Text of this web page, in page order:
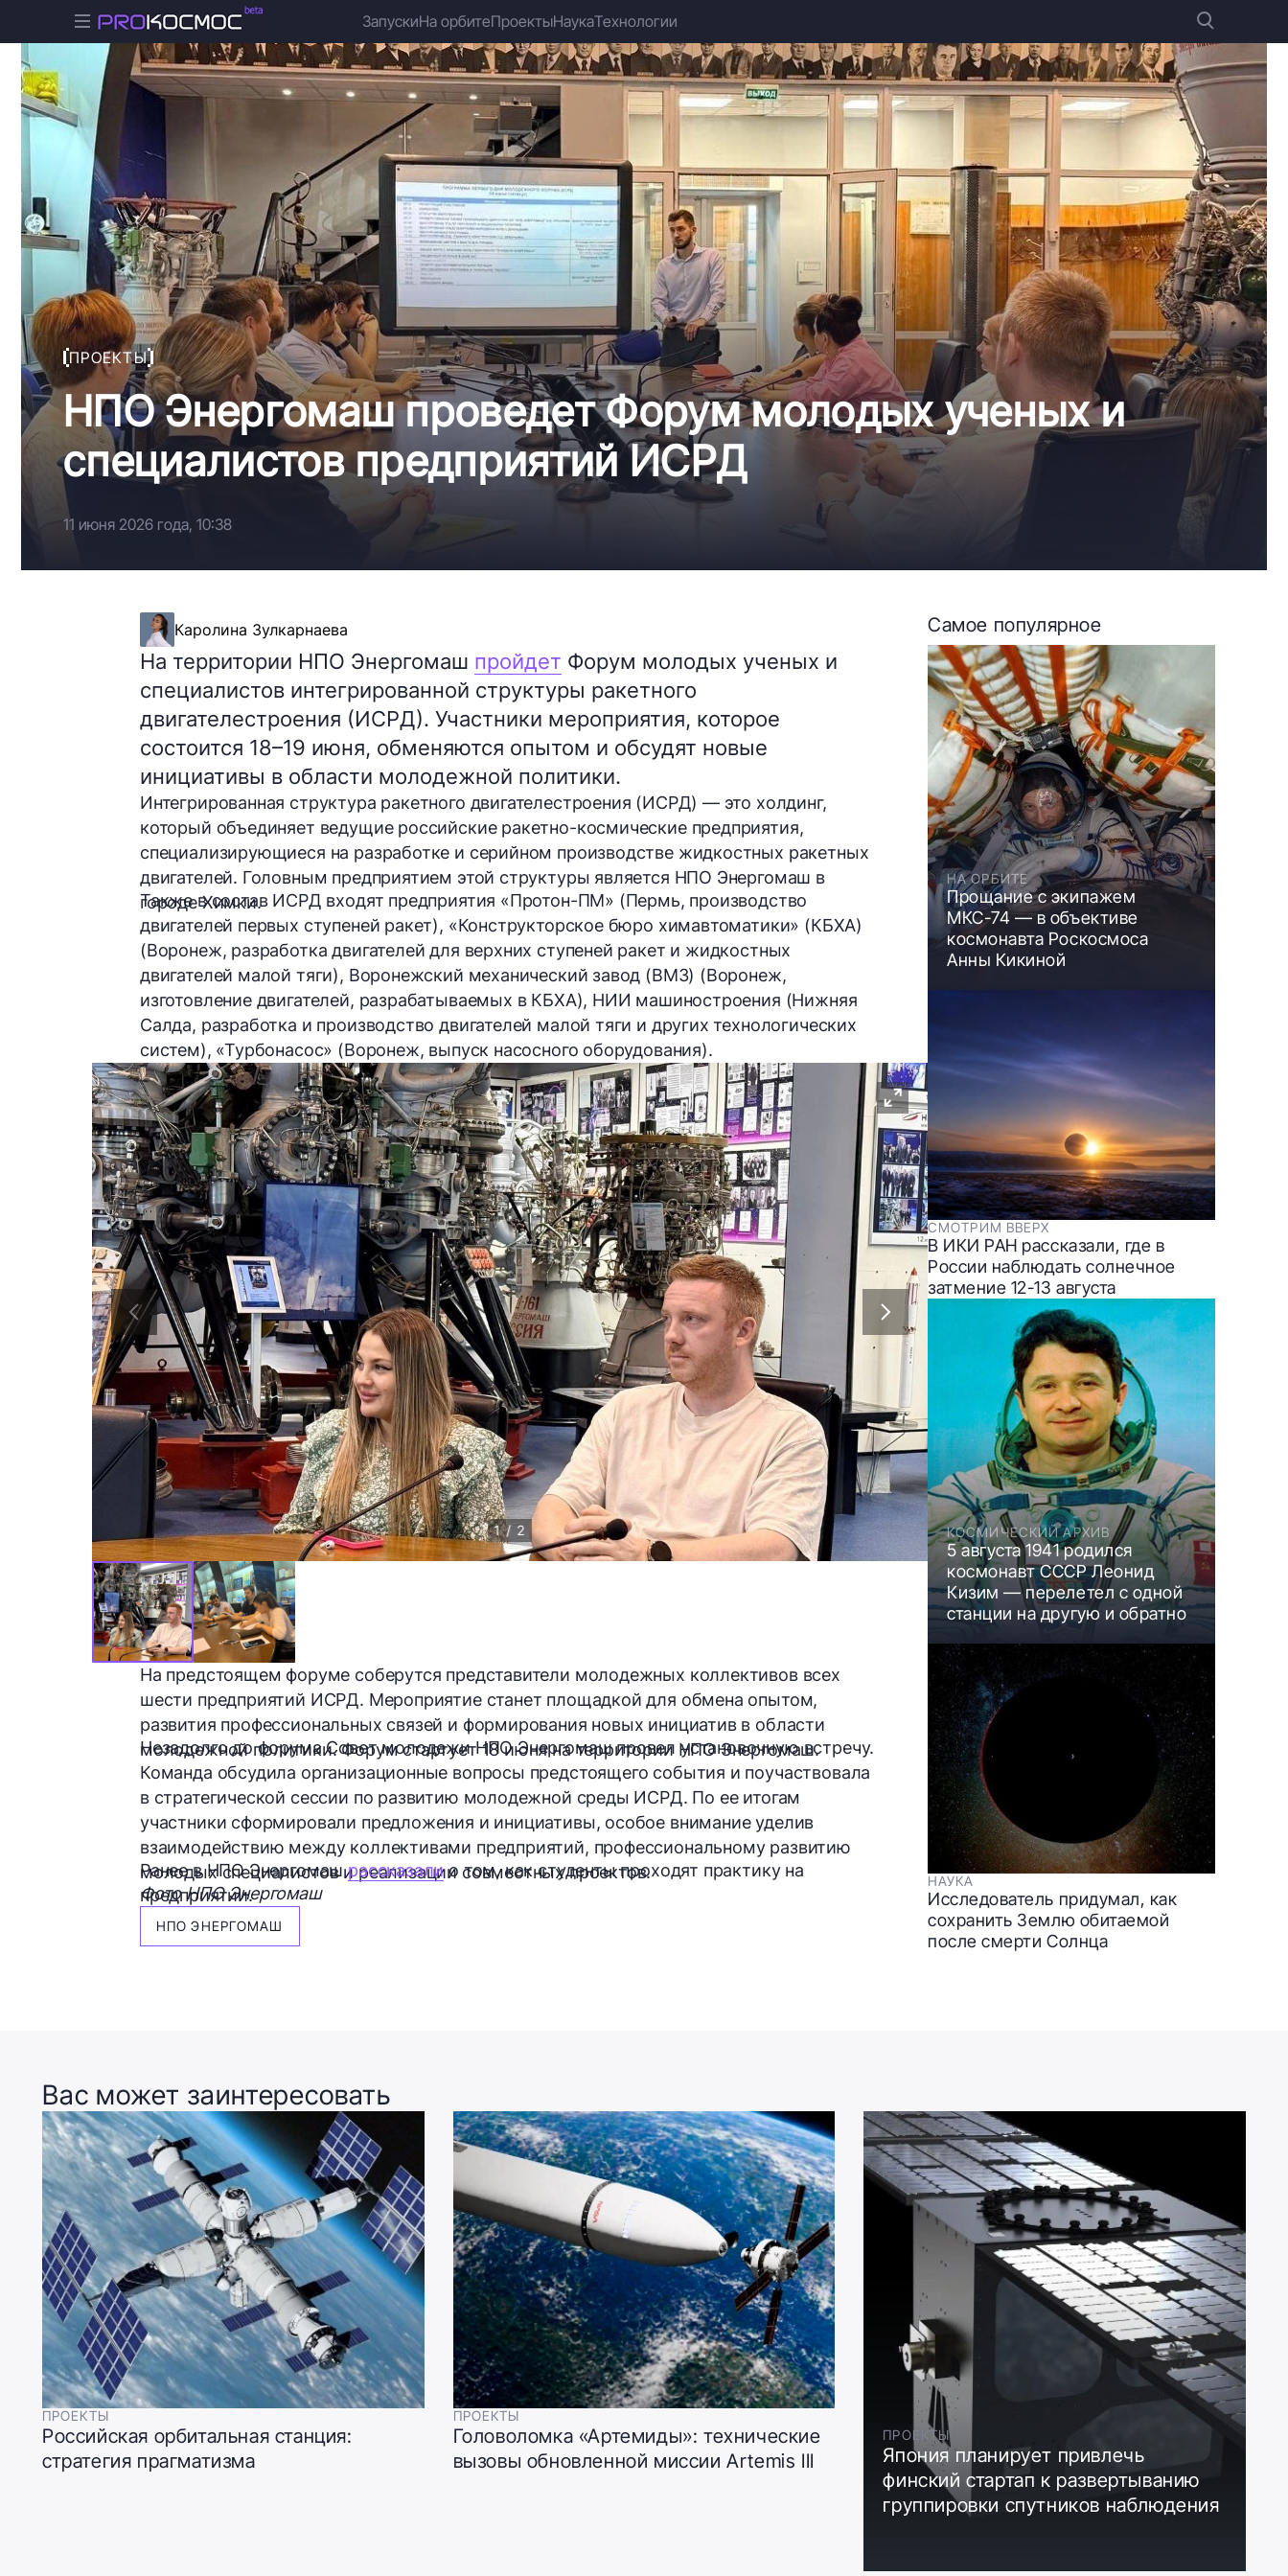
ЗапускиНа орбитеПроектыНаукаТехнологии
ПРОЕКТЫ
НПО Энергомаш проведет Форум молодых ученых и
специалистов предприятий ИСРД
11 июня 2026 года, 10:38
Каролина Зулкарнаева
На территории НПО Энергомаш пройдет Форум молодых ученых и
специалистов интегрированной структуры ракетного
двигателестроения (ИСРД). Участники мероприятия, которое
состоится 18–19 июня, обменяются опытом и обсудят новые
инициативы в области молодежной политики.
Интегрированная структура ракетного двигателестроения (ИСРД) — это холдинг,
который объединяет ведущие российские ракетно-космические предприятия,
специализирующиеся на разработке и серийном производстве жидкостных ракетных
двигателей. Головным предприятием этой структуры является НПО Энергомаш в
городе Химки.
Также в состав ИСРД входят предприятия «Протон-ПМ» (Пермь, производство
двигателей первых ступеней ракет), «Конструкторское бюро химавтоматики» (КБХА)
(Воронеж, разработка двигателей для верхних ступеней ракет и жидкостных
двигателей малой тяги), Воронежский механический завод (ВМЗ) (Воронеж,
изготовление двигателей, разрабатываемых в КБХА), НИИ машиностроения (Нижняя
Салда, разработка и производство двигателей малой тяги и других технологических
систем), «Турбонасос» (Воронеж, выпуск насосного оборудования).
1 / 2
На предстоящем форуме соберутся представители молодежных коллективов всех
шести предприятий ИСРД. Мероприятие станет площадкой для обмена опытом,
развития профессиональных связей и формирования новых инициатив в области
молодежной политики. Форум стартует 18 июня на территории НПО Энергомаш.
Незадолго до форума Совет молодежи НПО Энергомаш провел установочную встречу.
Команда обсудила организационные вопросы предстоящего события и поучаствовала
в стратегической сессии по развитию молодежной среды ИСРД. По ее итогам
участники сформировали предложения и инициативы, особое внимание уделив
взаимодействию между коллективами предприятий, профессиональному развитию
молодых специалистов и реализации совместных проектов.
Ранее в НПО Энергомашрассказалио том, как студенты проходят практику на
предприятии.
Фото НПО Энергомаш
НПО ЭНЕРГОМАШ
Самое популярное
НА ОРБИТЕ
Прощание с экипажем
МКС-74 — в объективе
космонавта Роскосмоса
Анны Кикиной
СМОТРИМ ВВЕРХ
В ИКИ РАН рассказали, где в
России наблюдать солнечное
затмение 12-13 августа
КОСМИЧЕСКИЙ АРХИВ
5 августа 1941 родился
космонавт СССР Леонид
Кизим — перелетел с одной
станции на другую и обратно
НАУКА
Исследователь придумал, как
сохранить Землю обитаемой
после смерти Солнца
Вас может заинтересовать
ПРОЕКТЫ
Российская орбитальная станция:
стратегия прагматизма
ПРОЕКТЫ
Головоломка «Артемиды»: технические
вызовы обновленной миссии Artemis III
ПРОЕКТЫ
Япония планирует привлечь
финский стартап к развертыванию
группировки спутников наблюдения